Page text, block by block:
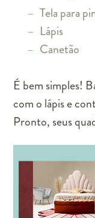
Tela para
Lápis
Canetão
É bem simples!
com o lápis e
Pronto, seus